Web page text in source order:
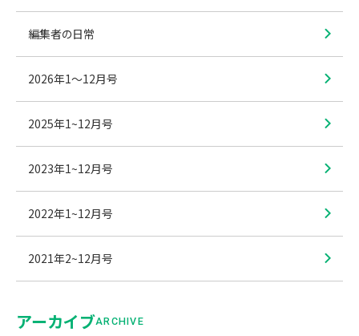
編集者の日常
2026年1〜12月号
2025年1~12月号
2023年1~12月号
2022年1~12月号
2021年2~12月号
アーカイブARCHIVE